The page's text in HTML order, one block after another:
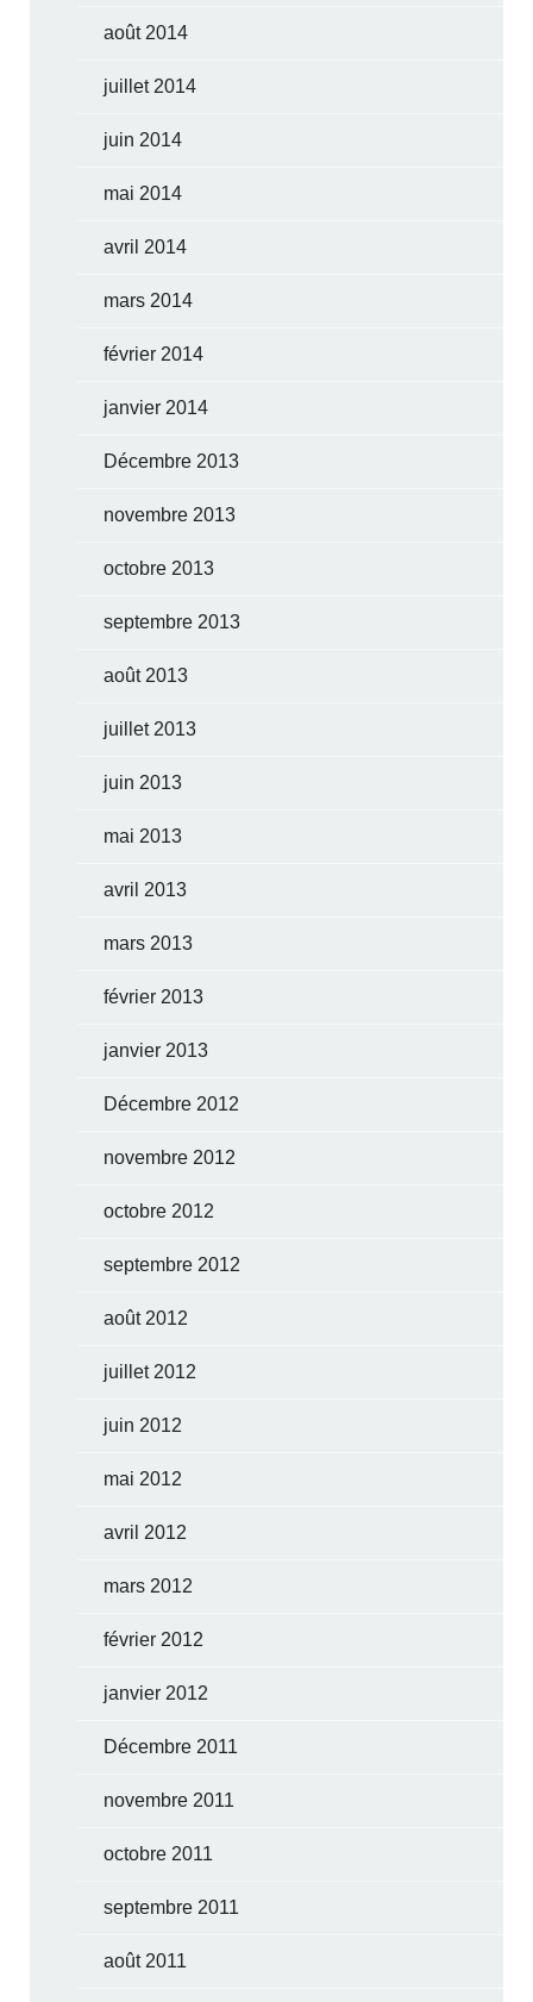
août 2014
juillet 2014
juin 2014
mai 2014
avril 2014
mars 2014
février 2014
janvier 2014
Décembre 2013
novembre 2013
octobre 2013
septembre 2013
août 2013
juillet 2013
juin 2013
mai 2013
avril 2013
mars 2013
février 2013
janvier 2013
Décembre 2012
novembre 2012
octobre 2012
septembre 2012
août 2012
juillet 2012
juin 2012
mai 2012
avril 2012
mars 2012
février 2012
janvier 2012
Décembre 2011
novembre 2011
octobre 2011
septembre 2011
août 2011